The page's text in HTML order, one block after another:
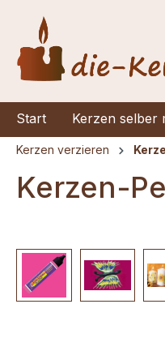
Start Kerzen selber
Kerzen verzieren
Kerzen-
Bildergalerie überspringen